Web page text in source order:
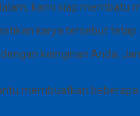
kami siap membatu
karya tersebut tetap
keinginan Anda.
membuatkan